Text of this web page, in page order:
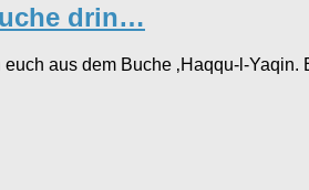
drin…
aus dem Buche ‚Haqqu-l-